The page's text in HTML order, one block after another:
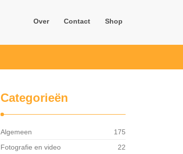
Over Contact Shop
Categorieën
Algemeen
175
Fotografie en video
22